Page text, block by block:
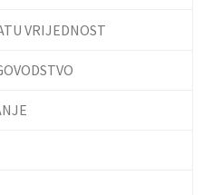
VRIJEDNOST